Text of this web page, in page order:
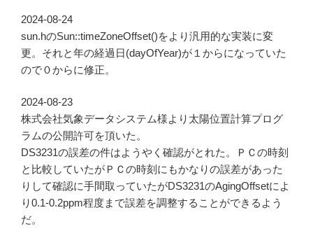
2024-08-24
sun.hのSun::timeZoneOffset()をより汎用的な実装に変
更。それと年の経過日(dayOfYear)が１からになっていた
ので０からに修正。
2024-08-23
株式会社気象データシステム様より太陽位置計算プログ
ラムの公開許可を頂いた。
DS3231の誤差の件はようやく確認がとれた。ＰＣの時刻
と比較していたがＰＣの時刻にもかなりの誤差があった
りして確認に手間取っていたがDS3231のAgingOffsetによ
り0.1-0.2ppm程度まで誤差を調整することができるよう
だ。